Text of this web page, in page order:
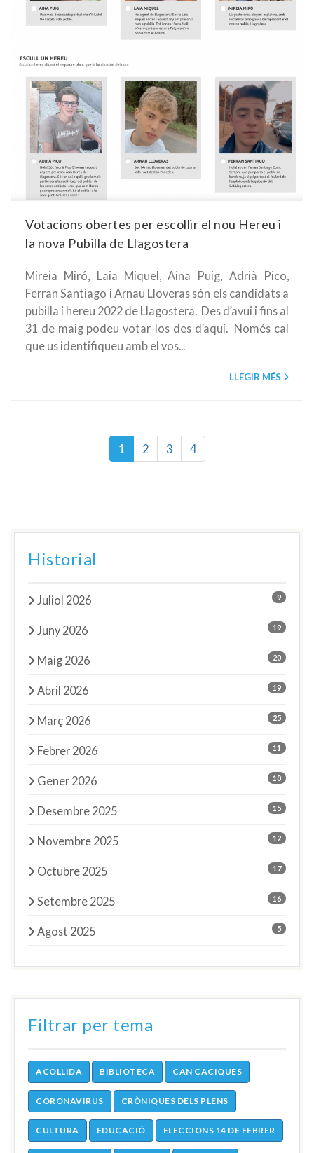
Votacions obertes per escollir el nou Hereu i
la nova Pubilla de Llagostera
Mireia Miró, Laia Miquel, Aina Puig, Adrià Pico,
Ferran Santiago i Arnau Lloveras són els candidats a
pubilla i hereu 2022 de Llagostera. Des d’avui i fins al
31 de maig podeu votar-los des d’aquí. Només cal
que us identifiqueu amb el vos...
LLEGIR MÉS
1 2 3 4
Historial
Juliol 2026 9
Juny 2026 19
Maig 2026 20
Abril 2026 19
Març 2026 25
Febrer 2026 11
Gener 2026 10
Desembre 2025 15
Novembre 2025 12
Octubre 2025 17
Setembre 2025 16
Agost 2025 5
Filtrar per tema
ACOLLIDA BIBLIOTECA CAN CACIQUES
CORONAVIRUS CRÒNIQUES DELS PLENS
CULTURA EDUCACIÓ ELECCIONS 14 DE FEBRER